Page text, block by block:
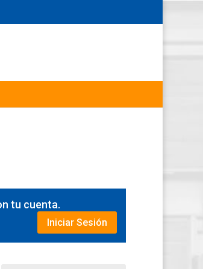
tu cuenta.
Iniciar Sesión